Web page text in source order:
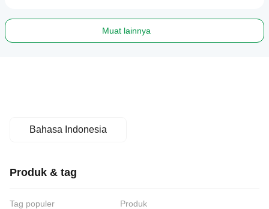
Muat lainnya
Bahasa Indonesia
Produk & tag
Tag populer
Produk